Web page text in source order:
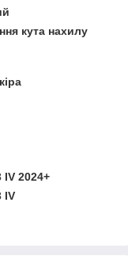
кута нахилу
IV 2024+
IV